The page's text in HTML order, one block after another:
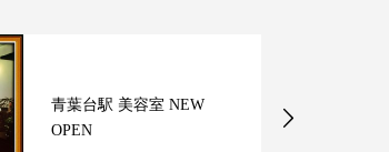
青葉台駅 美容室 NEW
OPEN